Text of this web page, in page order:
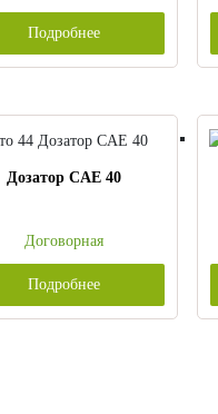
Подробнее
Дозатор CAE 40
Договорная
Подробнее